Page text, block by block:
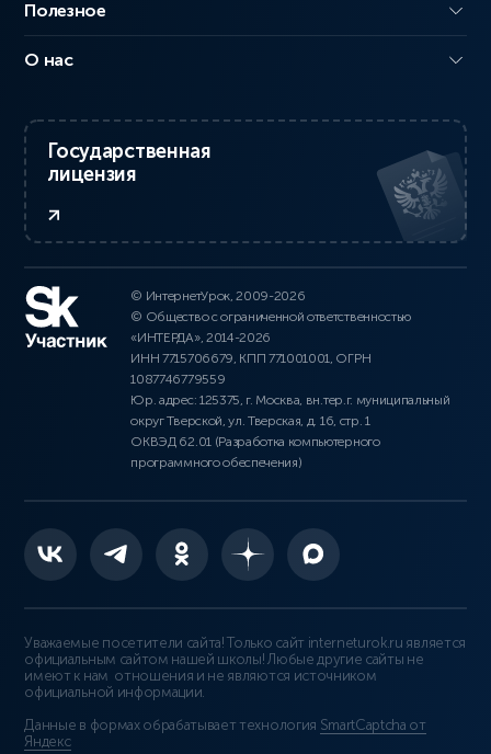
Полезное
О нас
Государственная
лицензия
© ИнтернетУрок, 2009-2026
© Общество с ограниченной ответственностью
«ИНТЕРДА», 2014-2026
ИНН 7715706679, КПП 771001001, ОГРН
1087746779559
Юр. адрес: 125375, г. Москва, вн.тер.г. муниципальный
округ Тверской, ул. Тверская, д. 16, стр. 1
ОКВЭД 62.01 (Разработка компьютерного
программного обеспечения)
Уважаемые посетители сайта! Только сайт interneturok.ru является
официальным сайтом нашей школы! Любые другие сайты не
имеют к нам отношения и не являются источником
официальной информации.
Данные в формах обрабатывает технология SmartCaptcha от
Яндекс